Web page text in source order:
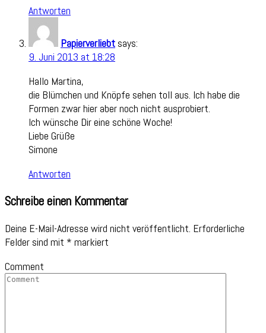
Antworten
Papierverliebt says:
9. Juni 2013 at 18:28
Hallo Martina,
die Blümchen und Knöpfe sehen toll aus. Ich habe die
Formen zwar hier aber noch nicht ausprobiert.
Ich wünsche Dir eine schöne Woche!
Liebe Grüße
Simone
Antworten
Schreibe einen Kommentar
Deine E-Mail-Adresse wird nicht veröffentlicht. Erforderliche
Felder sind mit * markiert
Comment